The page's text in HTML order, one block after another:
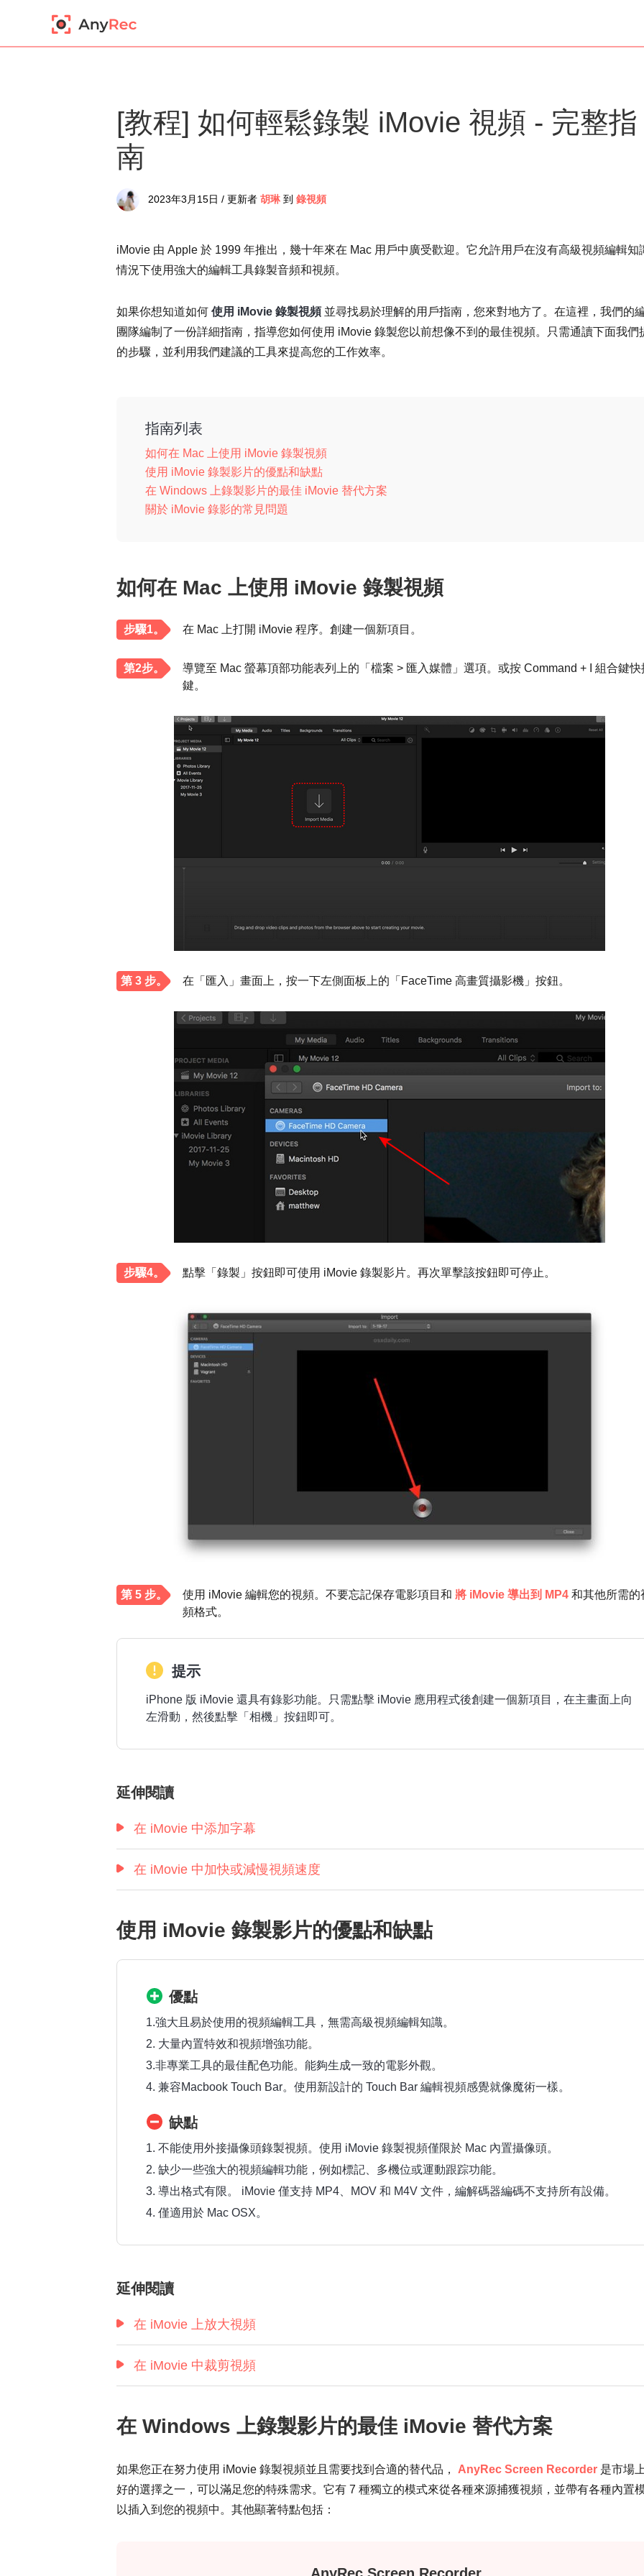
[教程] 如何輕鬆錄製 iMovie 視頻 - 完整指
南
2023年3月15日 / 更新者 胡琳 到 錄視頻
iMovie 由 Apple 於 1999 年推出，幾十年來在 Mac 用戶中廣受歡迎。它允許用戶在沒有高級視頻編輯知
情況下使用強大的編輯工具錄製音頻和視頻。
如果你想知道如何 使用 iMovie 錄製視頻並尋找易於理解的用戶指南，您來對地方了。在這裡，我們的
團隊編制了一份詳細指南，指導您如何使用 iMovie 錄製您以前想像不到的最佳視頻。只需通讀下面我們
的步驟，並利用我們建議的工具來提高您的工作效率。
指南列表
如何在 Mac 上使用 iMovie 錄製視頻
使用 iMovie 錄製影片的優點和缺點
在 Windows 上錄製影片的最佳 iMovie 替代方案
關於 iMovie 錄影的常見問題
如何在 Mac 上使用 iMovie 錄製視頻
步驟1。 在 Mac 上打開 iMovie 程序。創建一個新項目。
第2步。
導覽至 Mac 螢幕頂部功能表列上的「檔案 > 匯入媒體」選項。或按 Command + I 組合鍵快
鍵。
第 3 步。 在「匯入」畫面上，按一下左側面板上的「FaceTime 高畫質攝影機」按鈕。
步驟4。 點擊「錄製」按鈕即可使用 iMovie 錄製影片。再次單擊該按鈕即可停止。
第 5 步。 使用 iMovie 編輯您的視頻。不要忘記保存電影項目和 將 iMovie 導出到 MP4 和其他所需的
頻格式。
提示
iPhone 版 iMovie 還具有錄影功能。只需點擊 iMovie 應用程式後創建一個新項目，在主畫面上向
左滑動，然後點擊「相機」按鈕即可。
延伸閱讀
在 iMovie 中添加字幕
在 iMovie 中加快或減慢視頻速度
使用 iMovie 錄製影片的優點和缺點
優點
1.強大且易於使用的視頻編輯工具，無需高級視頻編輯知識。
2. 大量內置特效和視頻增強功能。
3.非專業工具的最佳配色功能。能夠生成一致的電影外觀。
4. 兼容Macbook Touch Bar。使用新設計的 Touch Bar 編輯視頻感覺就像魔術一樣。
缺點
1. 不能使用外接攝像頭錄製視頻。使用 iMovie 錄製視頻僅限於 Mac 內置攝像頭。
2. 缺少一些強大的視頻編輯功能，例如標記、多機位或運動跟踪功能。
3. 導出格式有限。 iMovie 僅支持 MP4、MOV 和 M4V 文件，編解碼器編碼不支持所有設備。
4. 僅適用於 Mac OSX。
延伸閱讀
在 iMovie 上放大視頻
在 iMovie 中裁剪視頻
在 Windows 上錄製影片的最佳 iMovie 替代方案
如果您正在努力使用 iMovie 錄製視頻並且需要找到合適的替代品， AnyRec Screen Recorder 是市場
好的選擇之一，可以滿足您的特殊需求。它有 7 種獨立的模式來從各種來源捕獲視頻，並帶有各種內置
以插入到您的視頻中。其他顯著特點包括：